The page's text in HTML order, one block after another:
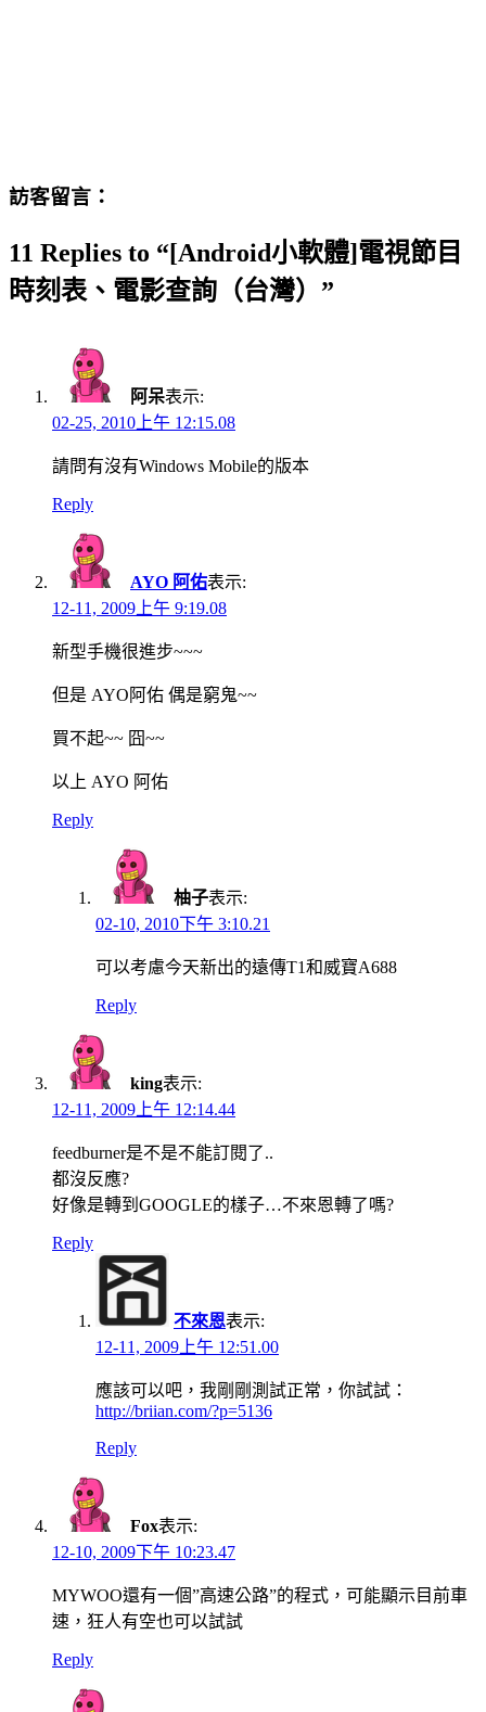
訪客留言：
11 Replies to “[Android小軟體]電視節目
時刻表、電影查詢（台灣）”
阿呆表示:
02-25, 2010上午 12:15.08
請問有沒有Windows Mobile的版本
Reply
AYO 阿佑表示:
12-11, 2009上午 9:19.08
新型手機很進步~~~
但是 AYO阿佑 偶是窮鬼~~
買不起~~ 囧~~
以上 AYO 阿佑
Reply
柚子表示:
02-10, 2010下午 3:10.21
可以考慮今天新出的遠傳T1和威寶A688
Reply
king表示:
12-11, 2009上午 12:14.44
feedburner是不是不能訂閱了..
都沒反應?
好像是轉到GOOGLE的樣子…不來恩轉了嗎?
Reply
不來恩表示:
12-11, 2009上午 12:51.00
應該可以吧，我剛剛測試正常，你試試：
http://briian.com/?p=5136
Reply
Fox表示:
12-10, 2009下午 10:23.47
MYWOO還有一個”高速公路”的程式，可能顯示目前車
速，狂人有空也可以試試
Reply